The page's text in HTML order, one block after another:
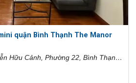
quận Bình Thạnh The Manor
Hữu Cảnh, Phường 22, Bình Thạnh,